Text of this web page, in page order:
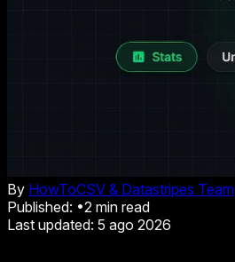
By HowToCSV & Datastripes Team
Published: •2 min read
Last updated: 5 ago 2026